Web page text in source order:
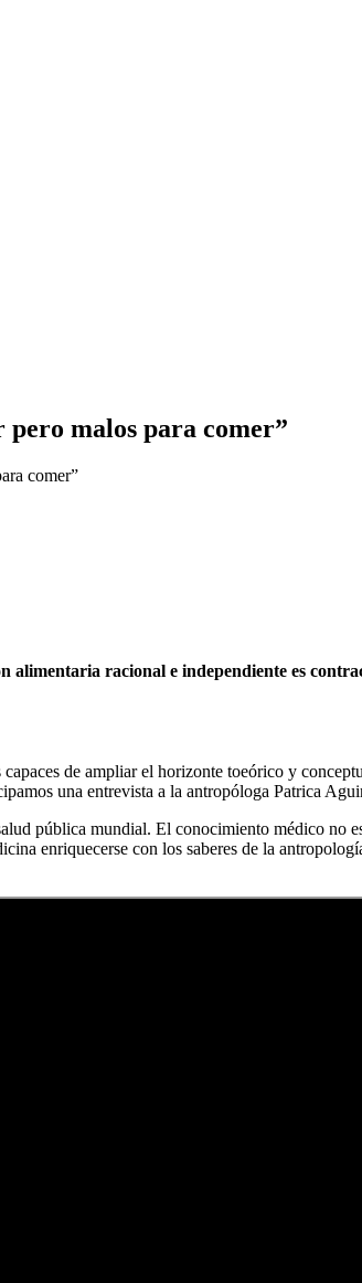
pero malos para comer”
comer”
racional e independiente es
de ampliar el horizonte toeórico y
una entrevista a la antropóloga Patrica
pública mundial. El conocimiento médico no
enriquecerse con los saberes de la